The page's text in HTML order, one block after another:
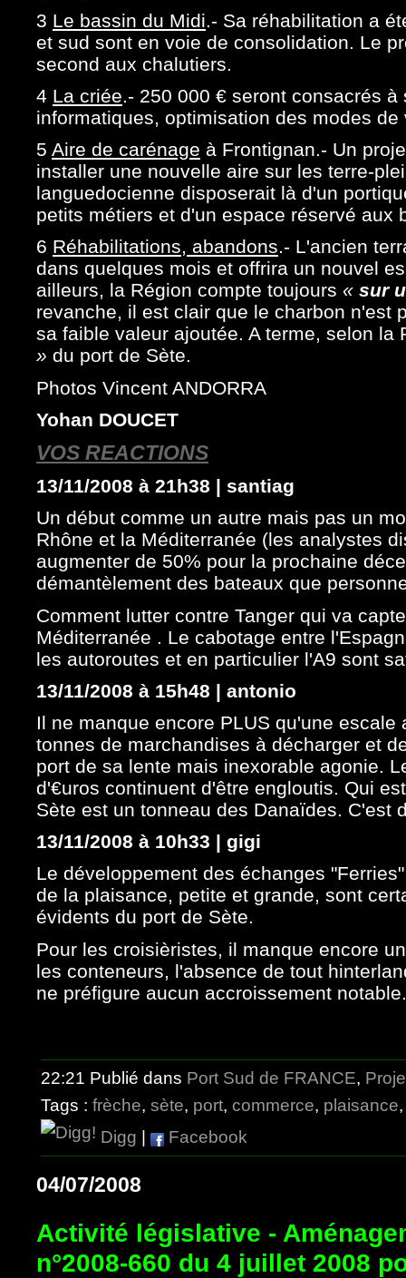
3 Le bassin du Midi.- Sa réhabilitation a
et sud sont en voie de consolidation. Le
second aux chalutiers.
4 La criée.- 250 000 € seront consacrés
informatiques, optimisation des modes de
5 Aire de carénage à Frontignan.- Un
installer une nouvelle aire sur les terre-
languedocienne disposerait là d'un
petits métiers et d'un espace réservé aux
6 Réhabilitations, abandons.- L'ancien
dans quelques mois et offrira un nouvel
ailleurs, la Région compte toujours « sur
revanche, il est clair que le charbon n'est
sa faible valeur ajoutée. A terme, selon
» du port de Sète.
Photos Vincent ANDORRA
Yohan DOUCET
VOS REACTIONS
13/11/2008 à 21h38 | santiag
Un début comme un autre mais pas un
Rhône et la Méditerranée (les analystes
augmenter de 50% pour la prochaine
démantèlement des bateaux que
Comment lutter contre Tanger qui va
Méditerranée . Le cabotage entre
les autoroutes et en particulier l'A9 sont
13/11/2008 à 15h48 | antonio
Il ne manque encore PLUS qu'une
tonnes de marchandises à décharger et
port de sa lente mais inexorable agonie.
d'€uros continuent d'être engloutis. Qui
Sète est un tonneau des Danaïdes. C'est
13/11/2008 à 10h33 | gigi
Le développement des échanges
de la plaisance, petite et grande, sont
évidents du port de Sète.
Pour les croisièristes, il manque encore
les conteneurs, l'absence de tout
ne préfigure aucun accroissement notable.
22:21 Publié dans Port Sud de FRANCE,
Tags : frèche, sète, port, commerce, plaisance
Digg
Facebook
04/07/2008
Activité législative -
n°2008-660 du 4 juillet 2008